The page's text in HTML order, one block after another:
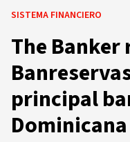
SISTEMA FINANCIERO
The Banker
principal